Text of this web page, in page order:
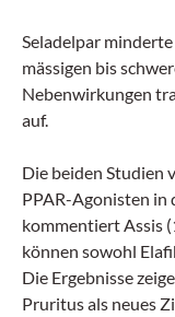
Seladelpar
mässigen bis
Nebenwirkungen
auf.
Die beiden Studien
PPAR-Agonisten in
kommentiert Assis
können sowohl
Die Ergebnisse
Pruritus als neues